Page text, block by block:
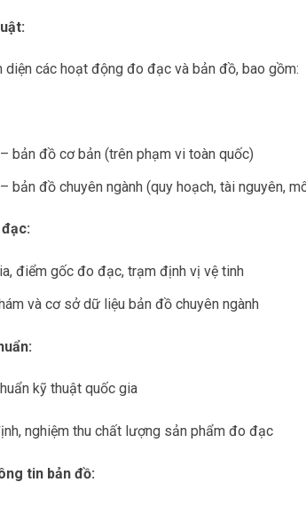
diện các hoạt động đo đạc và bản đồ, bao gồm:
bản đồ cơ bản (trên phạm vi toàn quốc)
bản đồ chuyên ngành (quy hoạch, tài nguyên,
điểm gốc đo đạc, trạm định vị vệ tinh
và cơ sở dữ liệu bản đồ chuyên ngành
kỹ thuật quốc gia
nghiệm thu chất lượng sản phẩm đo đạc
tin bản đồ: